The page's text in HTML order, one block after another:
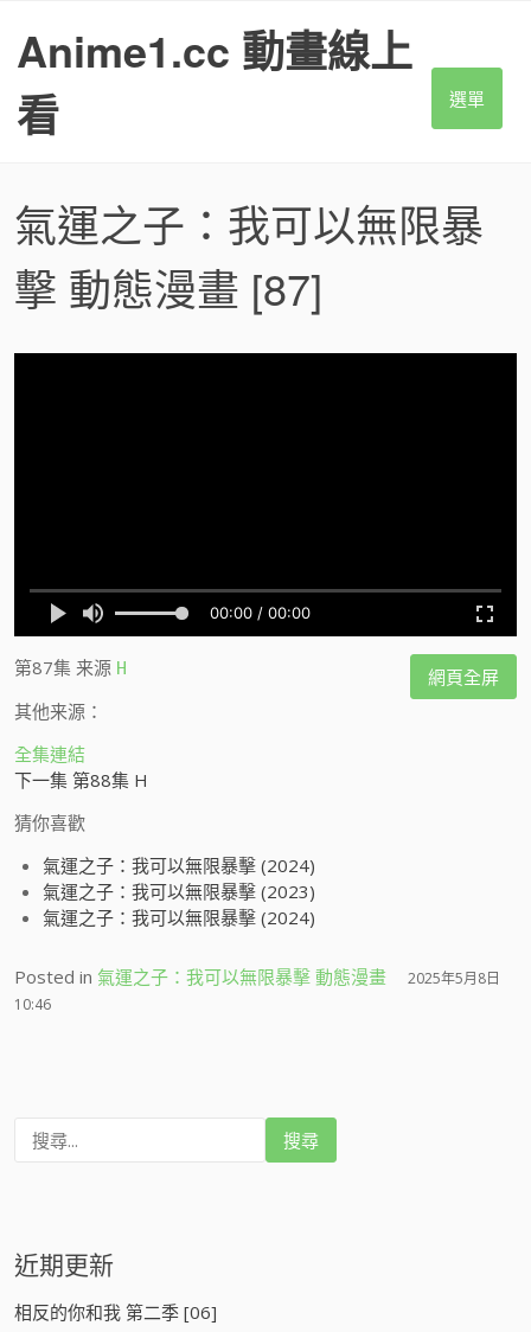
Anime1.cc 動畫線上
看
選單
氣運之子：我可以無限暴
擊 動態漫畫 [87]
網頁全屏
第87集 来源 H
其他来源：
全集連結
下一集 第88集 H
猜你喜歡
氣運之子：我可以無限暴擊 (2024)
氣運之子：我可以無限暴擊 (2023)
氣運之子：我可以無限暴擊 (2024)
Posted in 氣運之子：我可以無限暴擊 動態漫畫
2025年5月8日
10:46
近期更新
相反的你和我 第二季 [06]